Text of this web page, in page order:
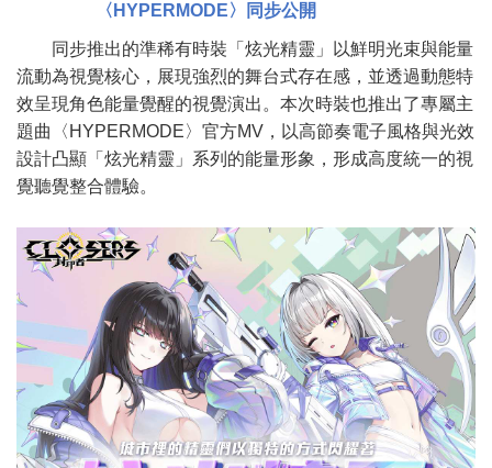
〈HYPERMODE〉同步公開
同步推出的準稀有時裝「炫光精靈」以鮮明光束與能量
流動為視覺核心，展現強烈的舞台式存在感，並透過動態特
效呈現角色能量覺醒的視覺演出。本次時裝也推出了專屬主
題曲〈HYPERMODE〉官方MV，以高節奏電子風格與光效
設計凸顯「炫光精靈」系列的能量形象，形成高度統一的視
覺聽覺整合體驗。